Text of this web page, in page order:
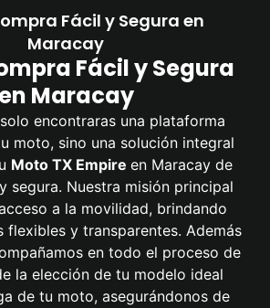
Fácil y Segura en
Maracay
Fácil y Segura
en Maracay
encontraras una plataforma
moto, sino una solución integral
Moto TX Empire en Maracay de
segura. Nuestra misión principal
a la movilidad, brindando
flexibles y transparentes. Además
en todo el proceso de
la elección de tu modelo ideal
de tu moto, asegurándonos de